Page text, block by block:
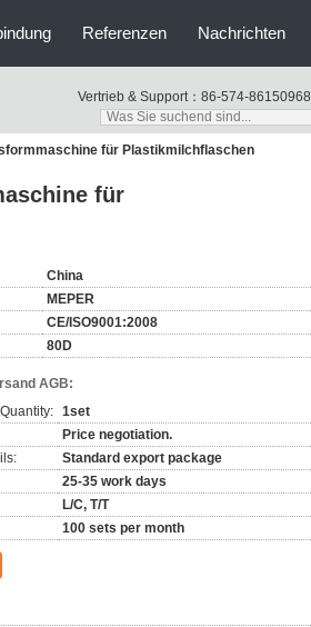
Referenzen Nachrichten
Vertrieb & Support： 86-574-86150968
für Plastikmilchflaschen
für
China
MEPER
CE/ISO9001:2008
80D
AGB:
1set
Price negotiation.
Standard export package
25-35 work days
L/C, T/T
100 sets per month